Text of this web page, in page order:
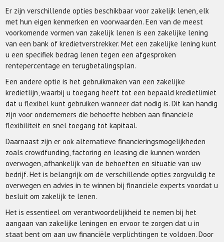
Er zijn verschillende opties beschikbaar voor zakelijk lenen, elk
met hun eigen kenmerken en voorwaarden. Een van de meest
voorkomende vormen van zakelijk lenen is een zakelijke lening
van een bank of kredietverstrekker. Met een zakelijke lening kunt
u een specifiek bedrag lenen tegen een afgesproken
rentepercentage en terugbetalingsplan.
Een andere optie is het gebruikmaken van een zakelijke
kredietlijn, waarbij u toegang heeft tot een bepaald kredietlimiet
dat u flexibel kunt gebruiken wanneer dat nodig is. Dit kan handig
zijn voor ondernemers die behoefte hebben aan financiële
flexibiliteit en snel toegang tot kapitaal.
Daarnaast zijn er ook alternatieve financieringsmogelijkheden
zoals crowdfunding, factoring en leasing die kunnen worden
overwogen, afhankelijk van de behoeften en situatie van uw
bedrijf. Het is belangrijk om de verschillende opties zorgvuldig te
overwegen en advies in te winnen bij financiële experts voordat u
besluit om zakelijk te lenen.
Het is essentieel om verantwoordelijkheid te nemen bij het
aangaan van zakelijke leningen en ervoor te zorgen dat u in
staat bent om aan uw financiële verplichtingen te voldoen. Door